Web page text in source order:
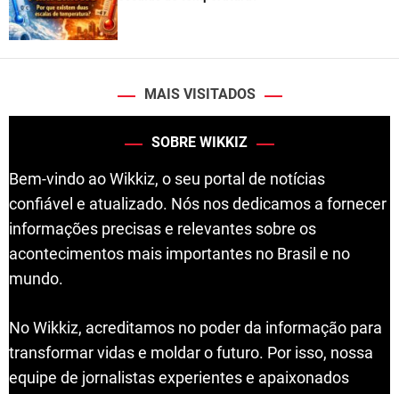
MAIS VISITADOS
SOBRE WIKKIZ
Bem-vindo ao Wikkiz, o seu portal de notícias
confiável e atualizado. Nós nos dedicamos a fornecer
informações precisas e relevantes sobre os
acontecimentos mais importantes no Brasil e no
mundo.
No Wikkiz, acreditamos no poder da informação para
transformar vidas e moldar o futuro. Por isso, nossa
equipe de jornalistas experientes e apaixonados